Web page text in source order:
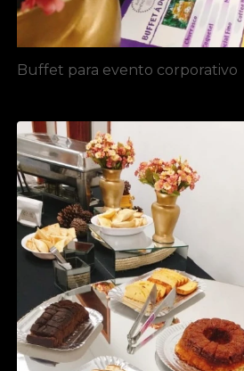
Buffet para evento corporativo